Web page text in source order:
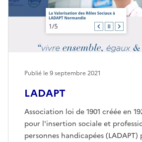
LADAPT
Association loi de 1901 créée en
pour l'insertion sociale et
personnes handicapées
Publié le9 septembre 2021